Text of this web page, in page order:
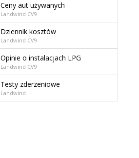
Ceny aut używanych
Landwind CV9
Dziennik kosztów
Landwind CV9
Opinie o instalacjach LPG
Landwind CV9
Testy zderzeniowe
Landwind